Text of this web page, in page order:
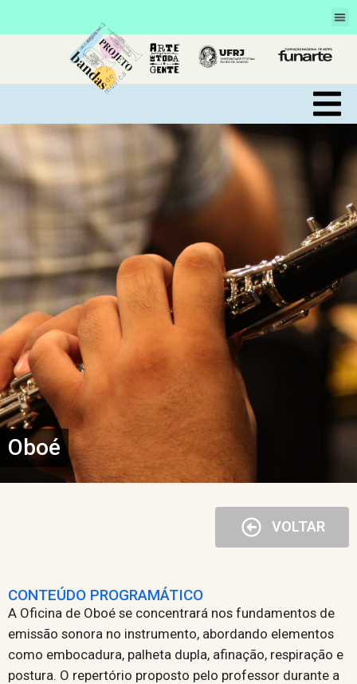
Oboé
VOLTAR
CONTEÚDO PROGRAMÁTICO
A Oficina de Oboé se concentrará nos fundamentos de
emissão sonora no instrumento, abordando elementos
como embocadura, palheta dupla, afinação, respiração e
postura. O repertório proposto pelo professor durante a